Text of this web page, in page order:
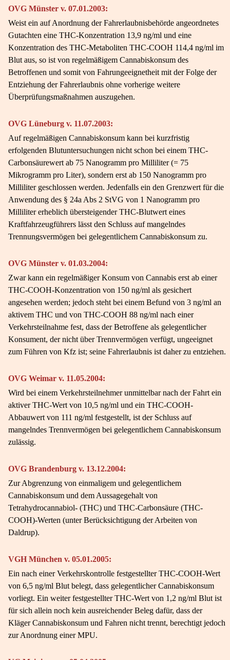
OVG Münster v. 07.01.2003:
Weist ein auf Anordnung der Fahrerlaubnisbehörde angeordnetes
Gutachten eine THC-Konzentration 13,9 ng/ml und eine
Konzentration des THC-Metaboliten THC-COOH 114,4 ng/ml im
Blut aus, so ist von regelmäßigem Cannabiskonsum des
Betroffenen und somit von Fahrungeeignetheit mit der Folge der
Entziehung der Fahrerlaubnis ohne vorherige weitere
Überprüfungsmaßnahmen auszugehen.
OVG Lüneburg v. 11.07.2003:
Auf regelmäßigen Cannabiskonsum kann bei kurzfristig
erfolgenden Blutuntersuchungen nicht schon bei einem THC-
Carbonsäurewert ab 75 Nanogramm pro Milliliter (= 75
Mikrogramm pro Liter), sondern erst ab 150 Nanogramm pro
Milliliter geschlossen werden. Jedenfalls ein den Grenzwert für die
Anwendung des § 24a Abs 2 StVG von 1 Nanogramm pro
Milliliter erheblich übersteigender THC-Blutwert eines
Kraftfahrzeugführers lässt den Schluss auf mangelndes
Trennungsvermögen bei gelegentlichem Cannabiskonsum zu.
OVG Münster v. 01.03.2004:
Zwar kann ein regelmäßiger Konsum von Cannabis erst ab einer
THC-COOH-Konzentration von 150 ng/ml als gesichert
angesehen werden; jedoch steht bei einem Befund von 3 ng/ml an
aktivem THC und von THC-COOH 88 ng/ml nach einer
Verkehrsteilnahme fest, dass der Betroffene als gelegentlicher
Konsument, der nicht über Trennvermögen verfügt, ungeeignet
zum Führen von Kfz ist; seine Fahrerlaubnis ist daher zu entziehen.
OVG Weimar v. 11.05.2004:
Wird bei einem Verkehrsteilnehmer unmittelbar nach der Fahrt ein
aktiver THC-Wert von 10,5 ng/ml und ein THC-COOH-
Abbauwert von 111 ng/ml festgestellt, ist der Schluss auf
mangelndes Trennvermögen bei gelegentlichem Cannabiskonsum
zulässig.
OVG Brandenburg v. 13.12.2004:
Zur Abgrenzung von einmaligem und gelegentlichem
Cannabiskonsum und dem Aussagegehalt von
Tetrahydrocannabiol- (THC) und THC-Carbonsäure (THC-
COOH)-Werten (unter Berücksichtigung der Arbeiten von
Daldrup).
VGH München v. 05.01.2005:
Ein nach einer Verkehrskontrolle festgestellter THC-COOH-Wert
von 6,5 ng/ml Blut belegt, dass gelegentlicher Cannabiskonsum
vorliegt. Ein weiter festgestellter THC-Wert von 1,2 ng/ml Blut ist
für sich allein noch kein ausreichender Beleg dafür, dass der
Kläger Cannabiskonsum und Fahren nicht trennt, berechtigt jedoch
zur Anordnung einer MPU.